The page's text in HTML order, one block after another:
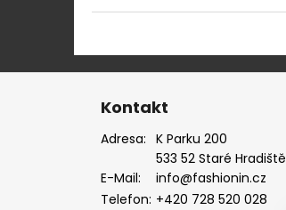
Kontakt
Adresa: K Parku 200
533 52 Staré Hradiště
E-Mail:
info@fashionin.cz
Telefon: +420 728 520 028